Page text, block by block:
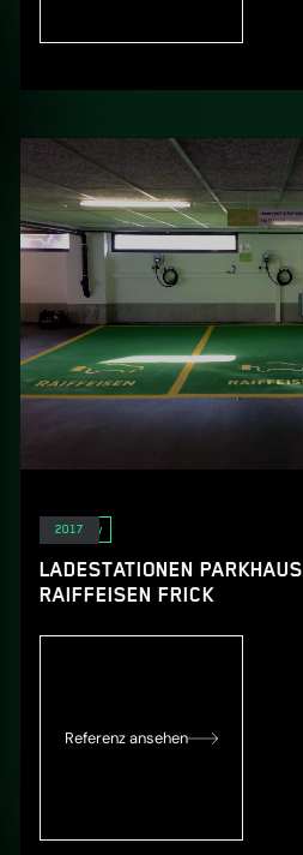
E-Mobility
LADESTATIONEN PARKHAUS
RAIFFEISEN FRICK
Referenz ansehen
2017